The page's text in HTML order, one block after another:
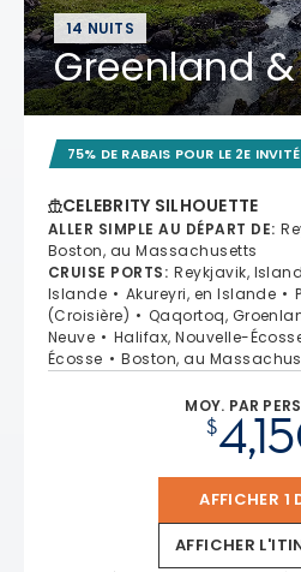
14 NUITS
Greenland
75% DE RABAIS POUR LE 2E INVITÉ
CELEBRITY SILHOUETTE
ALLER SIMPLE AU DÉPART DE:
Boston, au Massachusetts
CRUISE PORTS: Reykjavik,
Islande
Akureyri, en Islande
(Croisière)
Qaqortoq,
Neuve
Halifax, Nouvelle-
Écosse
Boston, au
MOY. PAR
$
AFFICHER 1
AFFICHER